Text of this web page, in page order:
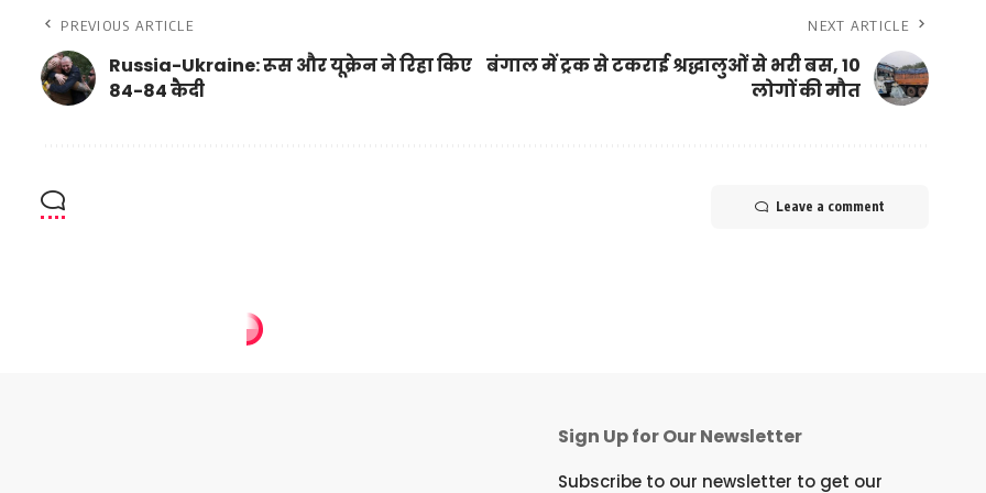
PREVIOUS ARTICLE
Russia-Ukraine: रूस और यूक्रेन ने रिहा किए
84-84 कैदी
NEXT ARTICLE
बंगाल में ट्रक से टकराई श्रद्धालुओं से भरी बस, 10
लोगों की मौत
Leave a comment
Sign Up for Our Newsletter
Subscribe to our newsletter to get our